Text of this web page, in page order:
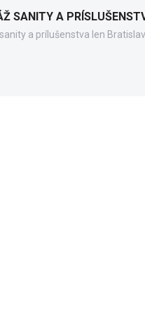
SANITY A
a prílušenstva len